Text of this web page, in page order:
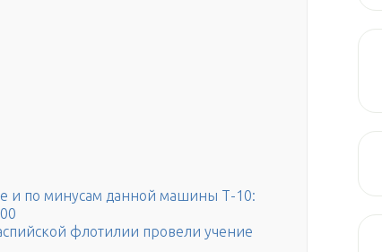
и по минусам данной машины Т-10:
флотилии провели учение